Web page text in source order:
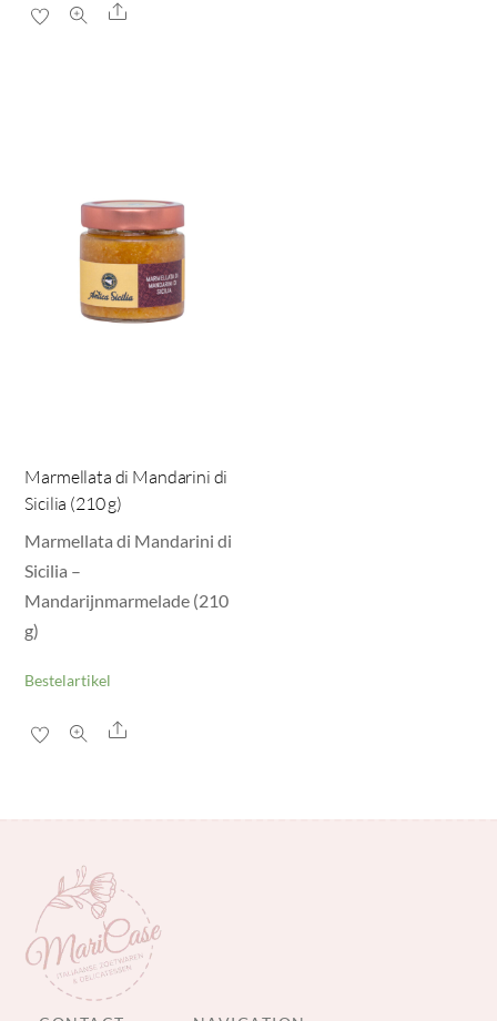
Share
Marmellata di Mandarini di
Sicilia (210 g)
Marmellata di Mandarini di
Sicilia –
Mandarijnmarmelade (210
g)
Bestelartikel
Share